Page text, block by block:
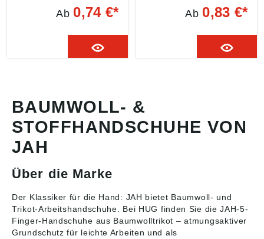
Ab 0,74 €*
BW-Trikot, reinweiß
Ausführung: • Mit
Ab 0,83 €*
BAUMWOLL- &
STOFFHANDSCHUHE VON
JAH
Über die Marke
Der Klassiker für die Hand: JAH bietet Baumwoll- und
Trikot-Arbeitshandschuhe . Bei HUG finden Sie die JAH-5-
Finger-Handschuhe aus Baumwolltrikot – atmungsaktiver
Grundschutz für leichte Arbeiten und als